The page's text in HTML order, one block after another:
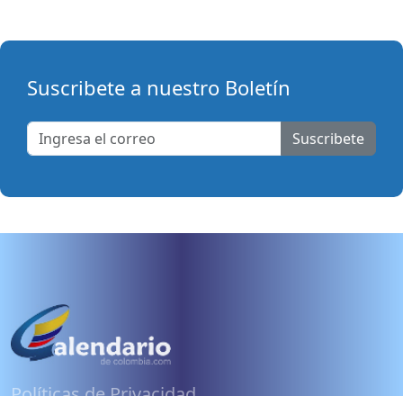
Suscribete a nuestro Boletín
Suscribete